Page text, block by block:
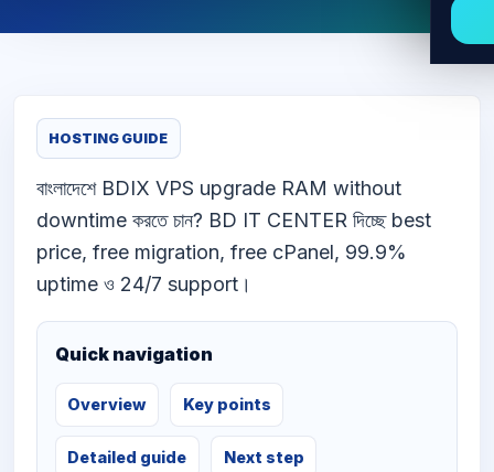
HOSTING GUIDE
বাংলাদেশে BDIX VPS upgrade RAM without
downtime করতে চান? BD IT CENTER দিচ্ছে best
price, free migration, free cPanel, 99.9%
uptime ও 24/7 support।
Quick navigation
Overview Key points
Detailed guide Next step